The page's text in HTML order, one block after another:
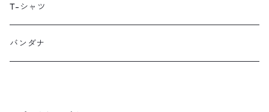
LUGS NOT DRUGS
MECHANIX WEAR
T-シャツ
バンダナ